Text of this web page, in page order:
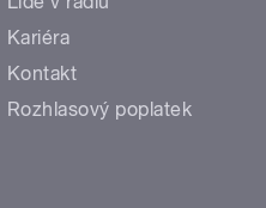
Kariéra
Kontakt
Rozhlasový poplatek